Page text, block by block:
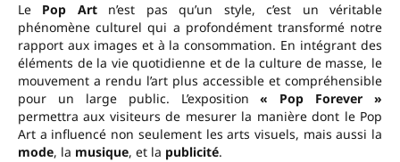
Le Pop Artn’est pas qu’un style, c’est un véritable
phénomène culturel qui a profondément transformé notre
rapport aux images et à la consommation. En intégrant des
éléments de la vie quotidienne et de la culture de masse, le
mouvement a rendu l’art plus accessible et compréhensible
pour un large public. L’exposition« Pop Forever »
permettra aux visiteurs de mesurer la manière dont le Pop
Art a influencé non seulement les arts visuels, mais aussi la
mode, la musique, et la publicité.